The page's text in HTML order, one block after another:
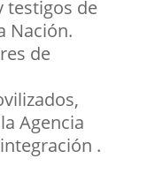
testigos de
Nación.
de
Agencia
.